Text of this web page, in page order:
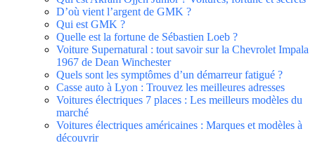
D’où vient l’argent de GMK ?
Qui est GMK ?
Quelle est la fortune de Sébastien Loeb ?
Voiture Supernatural : tout savoir sur la Chevrolet Impala
1967 de Dean Winchester
Quels sont les symptômes d’un démarreur fatigué ?
Casse auto à Lyon : Trouvez les meilleures adresses
Voitures électriques 7 places : Les meilleurs modèles du
marché
Voitures électriques américaines : Marques et modèles à
découvrir